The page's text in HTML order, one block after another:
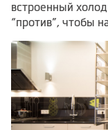
встроенный
“против”, чтобы